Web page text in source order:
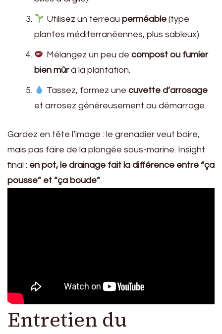
Utilisez un terreau perméable(type
plantes méditerranéennes, plus sableux).
Mélangez un peu de compost ou fumier
bien mûrà la plantation.
Tassez, formez une cuvette d’arrosage
et arrosez généreusement au démarrage.
Gardez en tête l’image : le grenadier veut boire,
mais pas faire de la plongée sous-marine. Insight
final : en pot, le drainage fait la différence entre “ça
pousse” et “ça boude”.
Entretien du